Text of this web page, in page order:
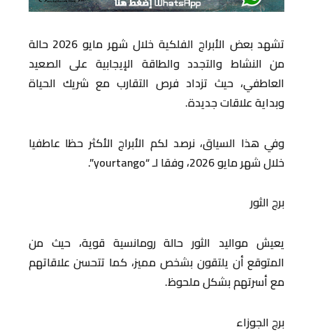
تشهد بعض الأبراج الفلكية خلال شهر مايو 2026 حالة
من النشاط والتجدد والطاقة الإيجابية على الصعيد
العاطفي، حيث تزداد فرص التقارب مع شريك الحياة
وبداية علاقات جديدة.
وفي هذا السياق، نرصد لكم الأبراج الأكثر حظا عاطفيا
خلال شهر مايو 2026، وفقا لـ “yourtango”.
برج الثور
يعيش مواليد الثور حالة رومانسية قوية، حيث من
المتوقع أن يلتقون بشخص مميز، كما تتحسن علاقاتهم
مع أسرتهم بشكل ملحوظ.
برج الجوزاء